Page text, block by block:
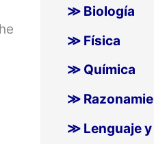
≫ Biología
≫ Física
≫ Química
≫
≫ Lenguaje